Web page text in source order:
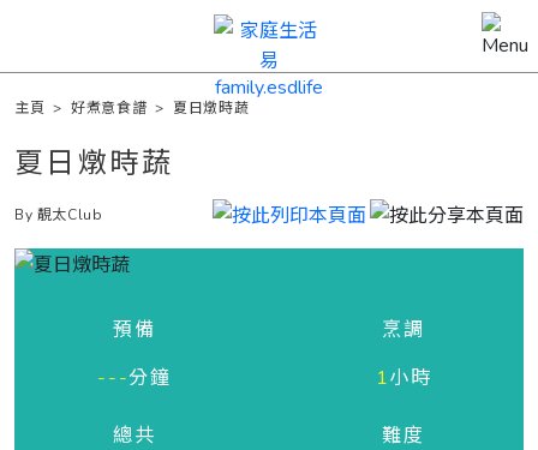
主頁 >好煮意食譜 > 夏日燉時蔬
夏日燉時蔬
By 靚太Club
預備
---分鐘
烹調
1小時
總共
難度